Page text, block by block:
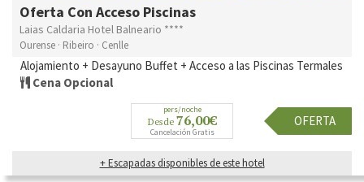
Oferta Con Acceso Piscinas
Laias Caldaria Hotel Balneario ****
Ourense · Ribeiro · Cenlle
Alojamiento + Desayuno Buffet + Acceso a las Piscinas Termales
Cena Opcional
pers/noche
Desde 76,00€
Cancelación Gratis
OFERTA
+ Escapadas disponibles de este hotel